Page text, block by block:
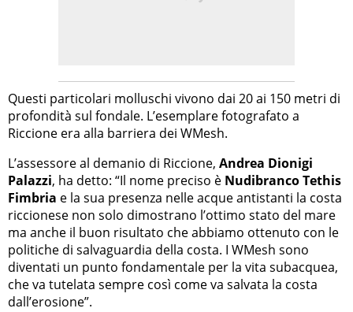
Questi particolari molluschi vivono dai 20 ai 150 metri di
profondità sul fondale. L’esemplare fotografato a
Riccione era alla barriera dei WMesh.
L’assessore al demanio di Riccione, Andrea Dionigi
Palazzi, ha detto: “Il nome preciso è Nudibranco Tethis
Fimbria e la sua presenza nelle acque antistanti la costa
riccionese non solo dimostrano l’ottimo stato del mare
ma anche il buon risultato che abbiamo ottenuto con le
politiche di salvaguardia della costa. I WMesh sono
diventati un punto fondamentale per la vita subacquea,
che va tutelata sempre così come va salvata la costa
dall’erosione”.